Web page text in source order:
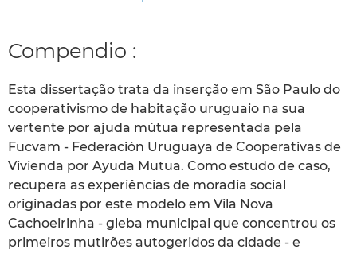
Compendio :
Esta dissertação trata da inserção em São Paulo do
cooperativismo de habitação uruguaio na sua
vertente por ajuda mútua representada pela
Fucvam - Federación Uruguaya de Cooperativas de
Vivienda por Ayuda Mutua. Como estudo de caso,
recupera as experiências de moradia social
originadas por este modelo em Vila Nova
Cachoeirinha - gleba municipal que concentrou os
primeiros mutirões autogeridos da cidade - e